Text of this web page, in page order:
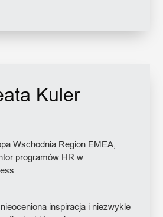
Kuler
Wschodnia Region EMEA,
programów HR w
inspiracja i niezwykle